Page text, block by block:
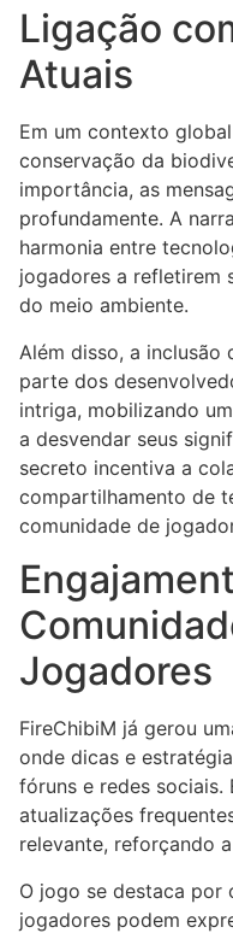
Ligação
Atuais
Em um contexto
conservação da
importância, as
profundamente. A
harmonia entre
jogadores a refletirem
do meio ambiente.
Além disso, a inclusão
parte dos
intriga, mobilizando
a desvendar seus
secreto incentiva a
compartilhamento de
comunidade de
Jogadores
FireChibiM já gerou
onde dicas e
fóruns e redes sociais.
atualizações
relevante, reforçando
O jogo se destaca por
jogadores podem